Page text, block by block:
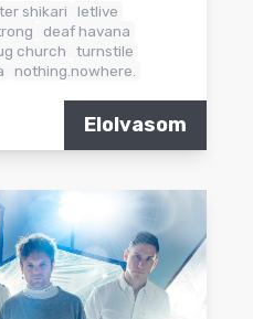
shikari
letlive
deaf havana
church
turnstile
nothing.nowhere.
Elolvasom